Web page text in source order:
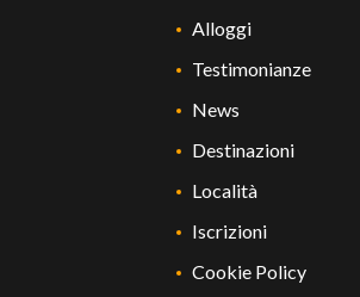
Alloggi
Testimonianze
News
Destinazioni
Località
Iscrizioni
Cookie Policy